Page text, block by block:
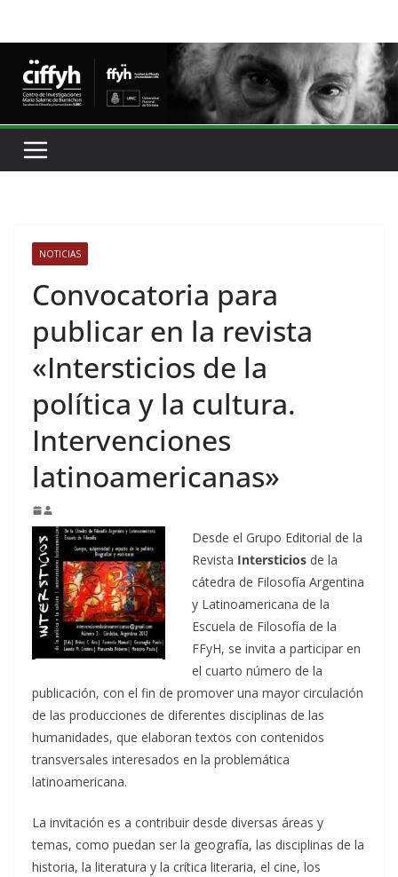
NOTICIAS
Convocatoria para
publicar en la revista
«Intersticios de la
política y la cultura.
Intervenciones
latinoamericanas»
Desde el Grupo Editorial de la
Revista Intersticios de la
cátedra de Filosofía Argentina
y Latinoamericana de la
Escuela de Filosofía de la
FFyH, se invita a participar en
el cuarto número de la
publicación, con el fin de promover una mayor circulación
de las producciones de diferentes disciplinas de las
humanidades, que elaboran textos con contenidos
transversales interesados en la problemática
latinoamericana.
La invitación es a contribuir desde diversas áreas y
temas, como puedan ser la geografía, las disciplinas de la
historia, la literatura y la crítica literaria, el cine, los